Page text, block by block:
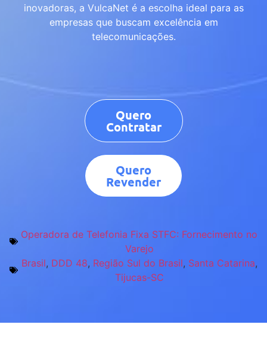
inovadoras, a VulcaNet é a escolha ideal para as
empresas que buscam excelência em
telecomunicações.
Quero
Contratar
Quero
Revender
Operadora de Telefonia Fixa STFC: Fornecimento no
Varejo
Brasil, DDD 48, Região Sul do Brasil, Santa Catarina,
Tijucas-SC